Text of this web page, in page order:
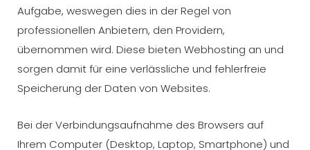
Aufgabe, weswegen dies in der Regel von
professionellen Anbietern, den Providern,
übernommen wird. Diese bieten Webhosting an und
sorgen damit für eine verlässliche und fehlerfreie
Speicherung der Daten von Websites.
Bei der Verbindungsaufnahme des Browsers auf
Ihrem Computer (Desktop, Laptop, Smartphone) und